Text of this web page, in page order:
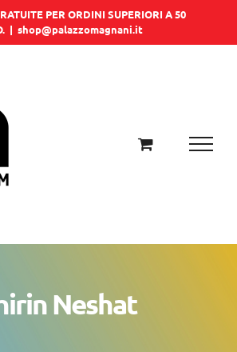
PER ORDINI SUPERIORI A 50
| shop@palazzomagnani.it
Neshat